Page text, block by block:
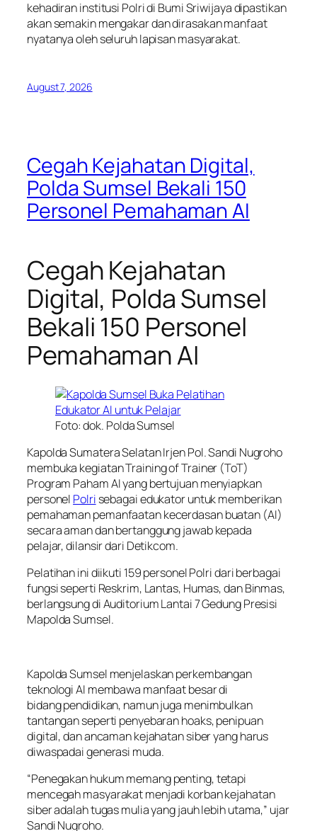
kehadiran institusi Polri di Bumi Sriwijaya dipastikan
akan semakin mengakar dan dirasakan manfaat
nyatanya oleh seluruh lapisan masyarakat.
August 7, 2026
Cegah Kejahatan Digital,
Polda Sumsel Bekali 150
Personel Pemahaman AI
Cegah Kejahatan
Digital, Polda Sumsel
Bekali 150 Personel
Pemahaman AI
Foto: dok. Polda Sumsel
Kapolda Sumatera Selatan Irjen Pol. Sandi Nugroho
membuka kegiatan Training of Trainer (ToT)
Program Paham AI yang bertujuan menyiapkan
personel Polri sebagai edukator untuk memberikan
pemahaman pemanfaatan kecerdasan buatan (AI)
secara aman dan bertanggung jawab kepada
pelajar, dilansir dari Detikcom.
Pelatihan ini diikuti 159 personel Polri dari berbagai
fungsi seperti Reskrim, Lantas, Humas, dan Binmas,
berlangsung di Auditorium Lantai 7 Gedung Presisi
Mapolda Sumsel.
Kapolda Sumsel menjelaskan perkembangan
teknologi AI membawa manfaat besar di
bidang pendidikan, namun juga menimbulkan
tantangan seperti penyebaran hoaks, penipuan
digital, dan ancaman kejahatan siber yang harus
diwaspadai generasi muda.
“Penegakan hukum memang penting, tetapi
mencegah masyarakat menjadi korban kejahatan
siber adalah tugas mulia yang jauh lebih utama,” ujar
Sandi Nugroho.